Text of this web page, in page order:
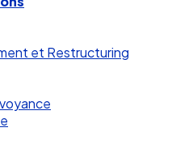
et Restructuring